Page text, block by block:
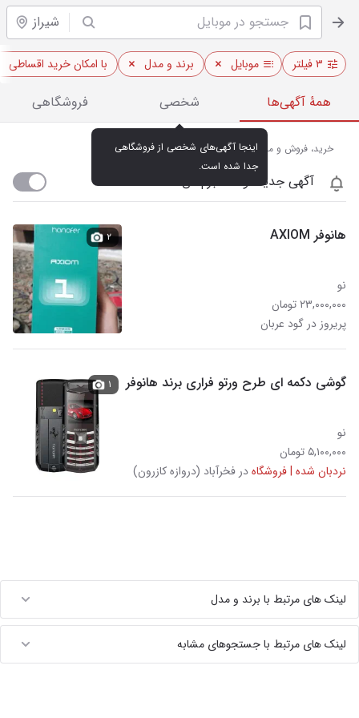
شیراز
۳ فیلتر موبایل برند و مدل با امکان خرید اقساطی
همهٔ آگهی‌ها شخصی فروشگاهی
جدا شده است.
خرید، فروش و مشاهده قیمت روز موبایل در شیراز
آگهی جدید اومد خبرم کن
هانوفر AXIOM
نو
۲۳,۰۰۰,۰۰۰ تومان
پریروز در گود عربان
۲
گوشی دکمه ای طرح ورتو فراری برند هانوفر
نو
۵,۱۰۰,۰۰۰ تومان
نردبان شده | فروشگاهدر فخرآباد (دروازه کازرون)
۱
لینک های مرتبط با برند و مدل
لینک های مرتبط با جستجوهای مشابه